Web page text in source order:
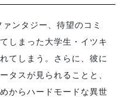
ンタジー、待望のコミ
しまった大学生・イツキ
てしまう。さらに、彼に
タスが見られることと、
からハードモードな異世